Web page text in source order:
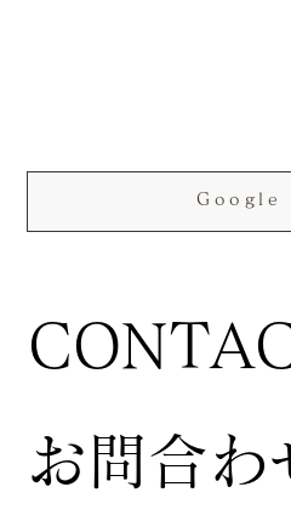
お問合わ
Google